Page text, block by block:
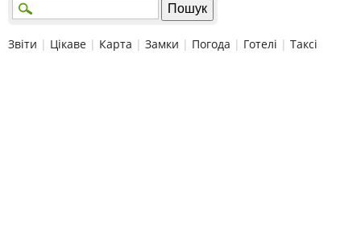
Звіти | Цікаве | Карта | Замки | Погода | Готелі | Таксі